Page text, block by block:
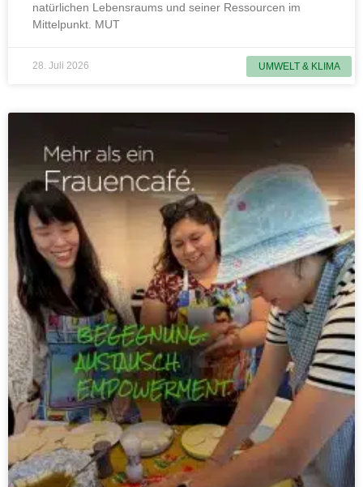
UMWELT & KLIMA
natürlichen Lebensraums und seiner Ressourcen im
Mittelpunkt. MUT
28. Juli 2026